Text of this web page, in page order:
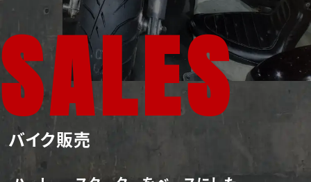
SALES
バイク販売